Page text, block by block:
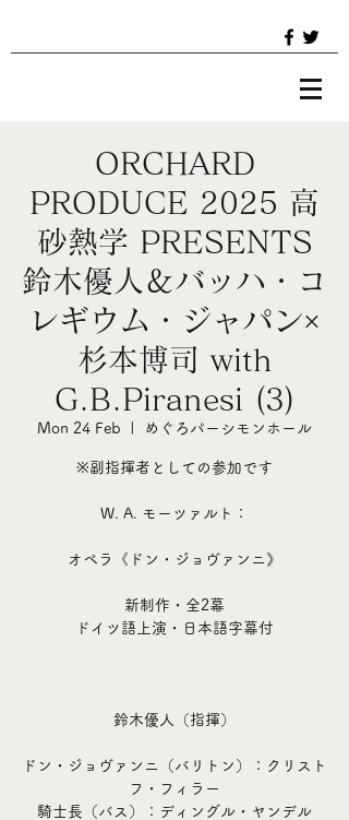
ORCHARD
PRODUCE 2025 高
砂熱学 PRESENTS
鈴木優人＆バッハ・コ
レギウム・ジャパン×
杉本博司 with
G.B.Piranesi (3)
Mon 24 Feb めぐろパーシモンホール
※副指揮者としての参加です
W. A. モーツァルト：
オペラ《ドン・ジョヴァンニ》
新制作・全2幕
ドイツ語上演・日本語字幕付
鈴木優人（指揮）
ドン・ジョヴァンニ（バリトン）：クリスト
フ・フィラー
騎士長（バス）：ディングル・ヤンデル